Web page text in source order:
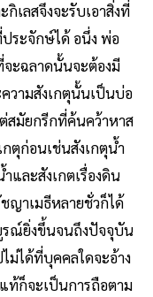
เลสจึงจะรับเอาสิ่งที่
ระจักษ์ได้ อนึ่ง พ่อ
ะฉลาดนั้นจะต้องมี
ความสังเกตุนั้นเป็นบ่อ
มัยกรีกที่ค้นคว้าหาส
ตุก่อนเช่นสังเกตุน้ำ
และสังเกตเรื่องดิน
ญาเมธีหลายชั่วก็ได้
ณ์ยิ่งขึ้นจนถึงปัจจุบัน
ม่ได้ที่บุคคลใดจะอ้าง
ท้ก็จะเป็นการถือตาม